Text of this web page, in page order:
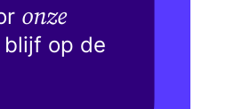
onze
op de